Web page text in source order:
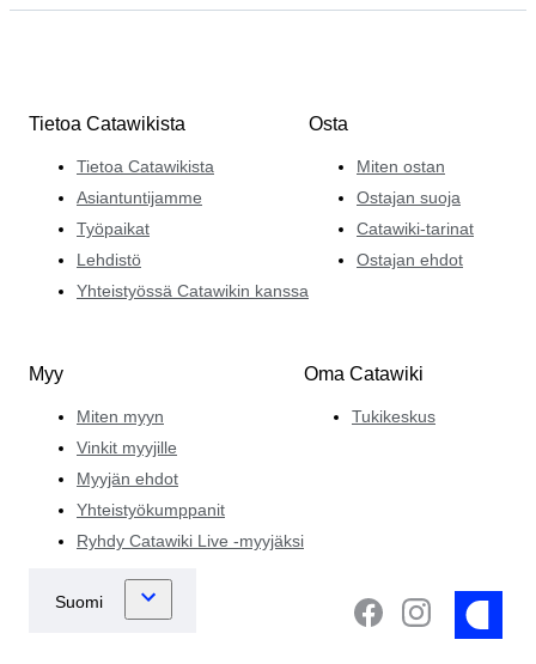
Tietoa Catawikista
Tietoa Catawikista
Asiantuntijamme
Työpaikat
Lehdistö
Yhteistyössä Catawikin kanssa
Osta
Miten ostan
Ostajan suoja
Catawiki-tarinat
Ostajan ehdot
Myy
Miten myyn
Vinkit myyjille
Myyjän ehdot
Yhteistyökumppanit
Ryhdy Catawiki Live -myyjäksi
Oma Catawiki
Tukikeskus